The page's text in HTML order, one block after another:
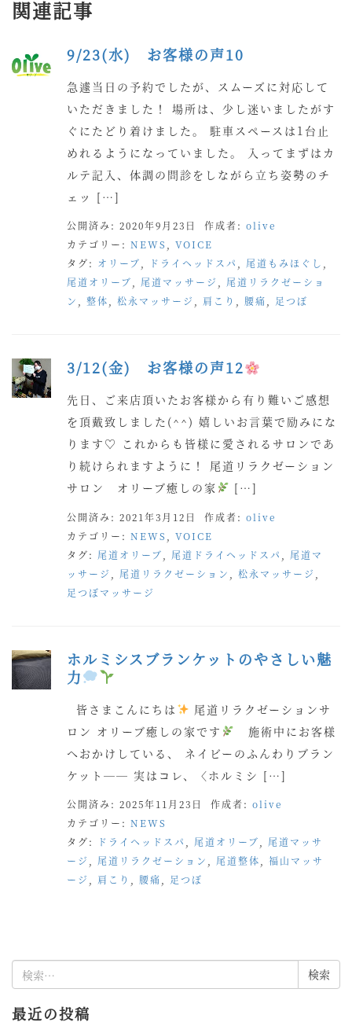
関連記事
9/23(水) お客様の声10
急遽当日の予約でしたが、スムーズに対応して
いただきました！ 場所は、少し迷いましたがす
ぐにたどり着けました。 駐車スペースは1台止
めれるようになっていました。 入ってまずはカ
ルテ記入、体調の問診をしながら立ち姿勢のチ
ェッ […]
公開済み: 2020年9月23日 作成者: olive
カテゴリー: NEWS
VOICE
タグ: オリーブ ドライヘッドスパ 尾道もみほぐし
尾道オリーブ
尾道マッサージ
尾道リラクゼーショ
ン
整体 松永マッサージ 肩こり 腰痛 足つぼ
3/12(金) お客様の声12
先日、ご来店頂いたお客様から有り難いご感想
を頂戴致しました(^^) 嬉しいお言葉で励みにな
ります♡ これからも皆様に愛されるサロンであ
り続けられますように！ 尾道リラクゼーション
サロン オリーブ癒しの家
[…]
公開済み: 2021年3月12日 作成者: olive
カテゴリー: NEWS
VOICE
タグ: 尾道オリーブ 尾道ドライヘッドスパ
尾道マ
ッサージ
尾道リラクゼーション 松永マッサージ
足つぼマッサージ
ホルミシスブランケットのやさしい魅
力
皆さまこんにちは
尾道リラクゼーションサ
ロン オリーブ癒しの家です
施術中にお客様
へおかけしている、 ネイビーのふんわりブラン
ケット── 実はコレ、〈ホルミシ […]
公開済み: 2025年11月23日 作成者: olive
カテゴリー: NEWS
タグ:
ドライヘッドスパ 尾道オリーブ
尾道マッサ
ージ
尾道リラクゼーション 尾道整体
福山マッサ
ージ
肩こり 腰痛 足つぼ
索:
最近の投稿